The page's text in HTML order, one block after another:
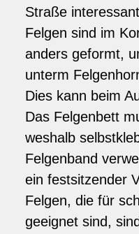
Straße
Felgen sind im
anders geformt,
unterm
Dies kann beim
Das Felgenbett
weshalb
Felgenband
ein festsitzender
Felgen, die für
geeignet sind,